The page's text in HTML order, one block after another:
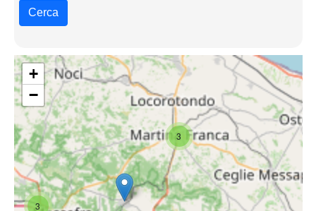
Cerca
3
3
+
−